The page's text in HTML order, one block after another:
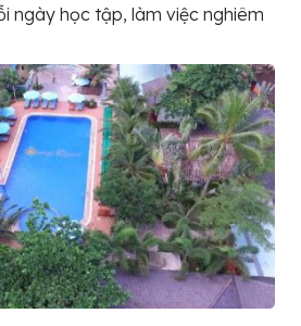
ngày học tập, làm việc nghiêm